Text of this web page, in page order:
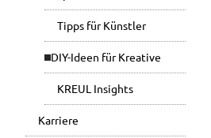
Tipps für Künstler
DIY-Ideen für Kreative
KREUL Insights
Karriere